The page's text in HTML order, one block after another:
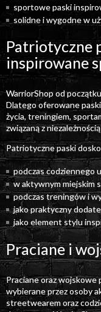
sportowe paski
solidne i wygodne w
Patriotyczne
inspirowane
WarriorShop od
Dlatego oferowane
życia, treningiem,
związaną z
Patriotyczne paski
podczas codziennego
w aktywnym miejskim
podczas treningów i
jako praktyczny
jako element stylu
Praciane i
Praciane oraz
wybierane przez osoby
streetwearem oraz